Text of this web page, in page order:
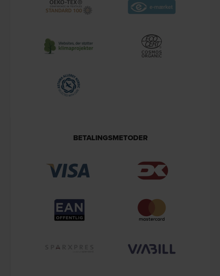
BETALINGSMETODER